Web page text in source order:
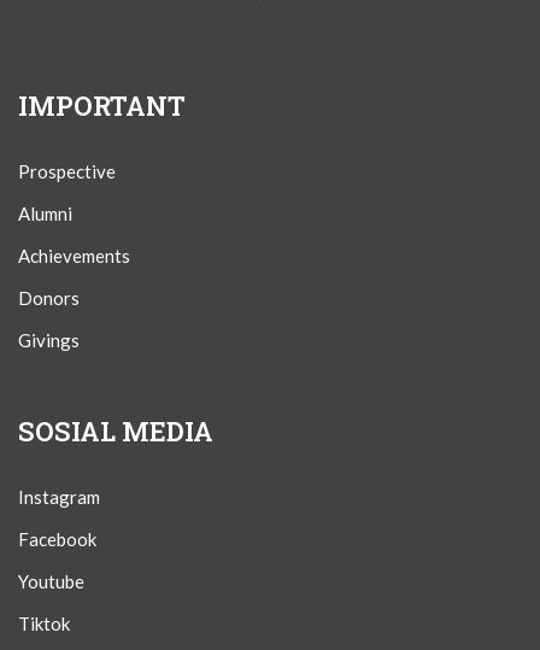
IMPORTANT
Prospective
Alumni
Achievements
Donors
Givings
SOSIAL MEDIA
Instagram
Facebook
Youtube
Tiktok